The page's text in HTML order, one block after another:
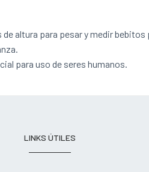
altura para pesar y medir
para uso de seres humanos.
LINKS ÚTILES